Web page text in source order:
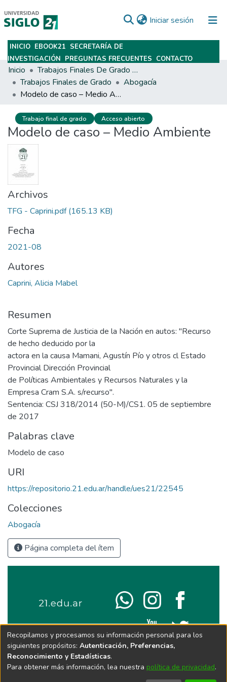
Iniciar sesión (current)
Subir
INICIO EBOOK21 SECRETARÍA DE
INVESTIGACIÓN PREGUNTAS FRECUENTES CONTACTO
Inicio
Trabajos Finales De Grado Y Posgrado
Trabajos Finales de Grado
Abogacía
Modelo de caso – Medio Ambiente
Trabajo final de grado Acceso abierto
Modelo de caso – Medio Ambiente
Archivos
TFG - Caprini.pdf(165.13 KB)
Fecha
2021-08
Autores
Caprini, Alicia Mabel
Resumen
Corte Suprema de Justicia de la Nación en autos: "Recurso
de hecho deducido por la
actora en la causa Mamani, Agustín Pío y otros cl Estado
Provincial Dirección Provincial
de Políticas Ambientales y Recursos Naturales y la
Empresa Cram S.A. s/recurso".
Sentencia: CSJ 318/2014 (50-M)/CS1. 05 de septiembre
de 2017
Palabras clave
Modelo de caso
URI
https://repositorio.21.edu.ar/handle/ues21/22545
Colecciones
Abogacía
Página completa del ítem
Recopilamos y procesamos su información personal para los
siguientes propósitos: Autenticación, Preferencias,
Reconocimiento y Estadísticas.
Para obtener más información, lea nuestra política de privacidad.